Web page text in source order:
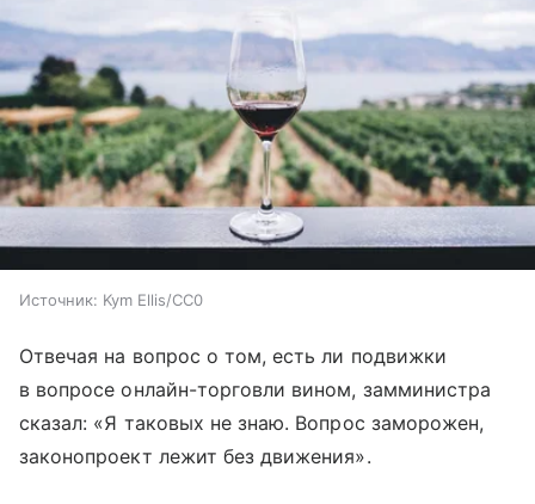
Источник: Kym Ellis/СС0
Отвечая на вопрос о том, есть ли подвижки
в вопросе онлайн-торговли вином, замминистра
сказал: «Я таковых не знаю. Вопрос заморожен,
законопроект лежит без движения».